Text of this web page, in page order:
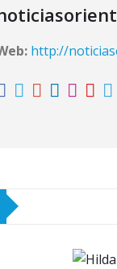
http://